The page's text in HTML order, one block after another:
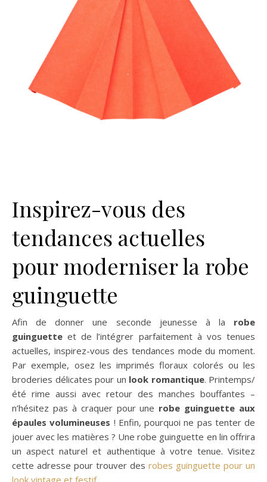
Inspirez-vous des
tendances actuelles
pour moderniser la robe
guinguette
Afin de donner une seconde jeunesse à la robe
guinguetteet de l’intégrer parfaitement à vos tenues
actuelles, inspirez-vous des tendances mode du moment.
Par exemple, osez les imprimés floraux colorés ou les
broderies délicates pour un look romantique. Printemps/
été rime aussi avec retour des manches bouffantes –
n’hésitez pas à craquer pour une robe guinguette aux
épaules volumineuses ! Enfin, pourquoi ne pas tenter de
jouer avec les matières ? Une robe guinguette en lin offrira
un aspect naturel et authentique à votre tenue. Visitez
cette adresse pour trouver des robes guinguette pour un